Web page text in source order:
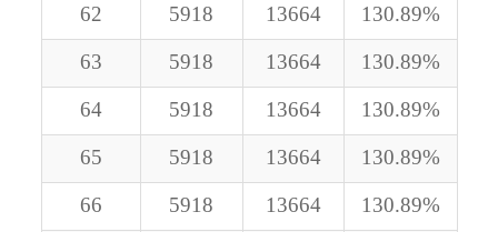
62 5918 13664 130.89%
63 5918 13664 130.89%
64 5918 13664 130.89%
65 5918 13664 130.89%
66 5918 13664 130.89%